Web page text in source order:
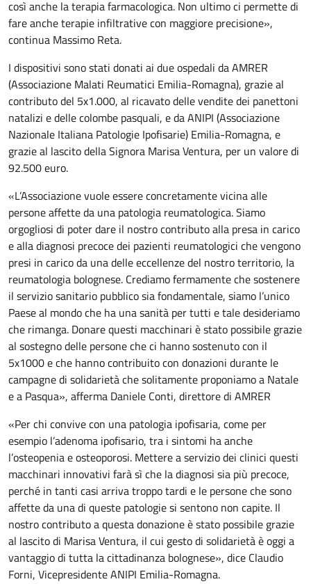
così anche la terapia farmacologica. Non ultimo ci permette di
fare anche terapie infiltrative con maggiore precisione»,
continua Massimo Reta.
I dispositivi sono stati donati ai due ospedali da AMRER
(Associazione Malati Reumatici Emilia-Romagna), grazie al
contributo del 5x1.000, al ricavato delle vendite dei panettoni
natalizi e delle colombe pasquali, e da ANIPI (Associazione
Nazionale Italiana Patologie Ipofisarie) Emilia-Romagna, e
grazie al lascito della Signora Marisa Ventura, per un valore di
92.500 euro.
«L’Associazione vuole essere concretamente vicina alle
persone affette da una patologia reumatologica. Siamo
orgogliosi di poter dare il nostro contributo alla presa in carico
e alla diagnosi precoce dei pazienti reumatologici che vengono
presi in carico da una delle eccellenze del nostro territorio, la
reumatologia bolognese. Crediamo fermamente che sostenere
il servizio sanitario pubblico sia fondamentale, siamo l’unico
Paese al mondo che ha una sanità per tutti e tale desideriamo
che rimanga. Donare questi macchinari è stato possibile grazie
al sostegno delle persone che ci hanno sostenuto con il
5x1000 e che hanno contribuito con donazioni durante le
campagne di solidarietà che solitamente proponiamo a Natale
e a Pasqua», afferma Daniele Conti, direttore di AMRER
«Per chi convive con una patologia ipofisaria, come per
esempio l’adenoma ipofisario, tra i sintomi ha anche
l’osteopenia e osteoporosi. Mettere a servizio dei clinici questi
macchinari innovativi farà sì che la diagnosi sia più precoce,
perché in tanti casi arriva troppo tardi e le persone che sono
affette da una di queste patologie si sentono non capite. Il
nostro contributo a questa donazione è stato possibile grazie
al lascito di Marisa Ventura, il cui gesto di solidarietà è oggi a
vantaggio di tutta la cittadinanza bolognese», dice Claudio
Forni, Vicepresidente ANIPI Emilia-Romagna.